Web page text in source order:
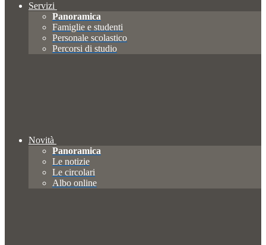
Servizi
Panoramica
Famiglie e studenti
Personale scolastico
Percorsi di studio
Novità
Panoramica
Le notizie
Le circolari
Albo online